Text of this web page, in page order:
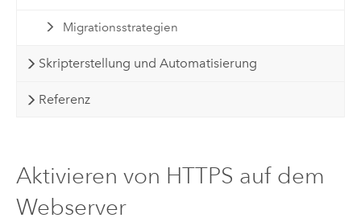
Migrationsstrategien
Skripterstellung und Automatisierung
Referenz
Aktivieren von HTTPS auf dem
Webserver